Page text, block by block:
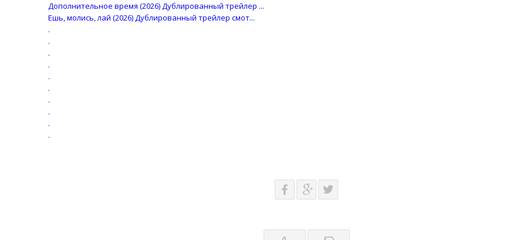
Дополнительное время (2026) Дублированный трейлер ...
Ешь, молись, лай (2026) Дублированный трейлер смот...
.
.
.
.
.
.
.
.
.
.